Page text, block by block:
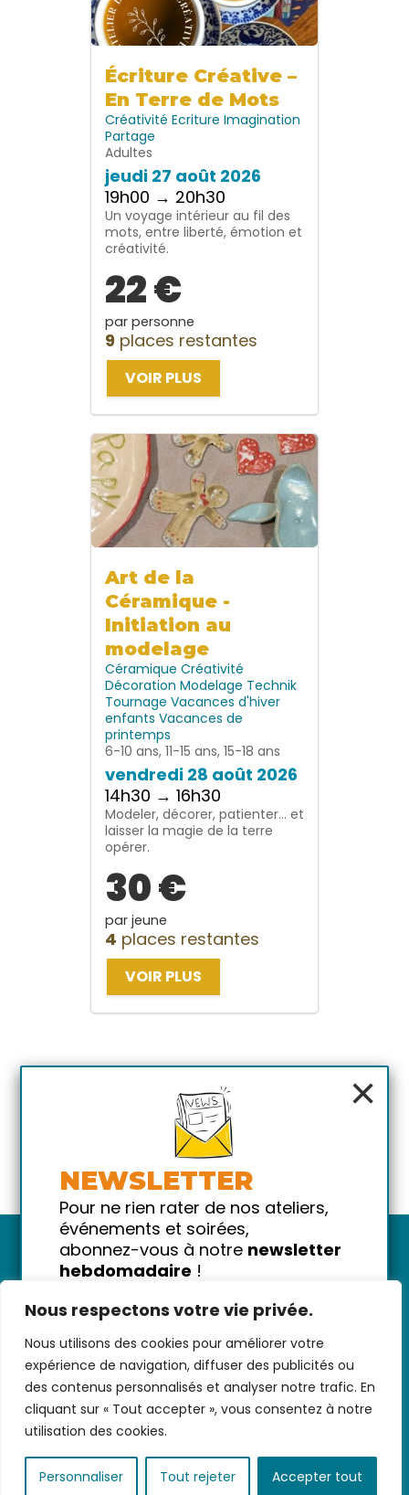
Nous respectons votre vie privée.
Nous utilisons des cookies pour améliorer votre
expérience de navigation, diffuser des publicités ou
des contenus personnalisés et analyser notre trafic. En
cliquant sur « Tout accepter », vous consentez à notre
utilisation des cookies.
Personnaliser Tout rejeter Accepter tout
Écriture Créative –
En Terre de Mots
Créativité Ecriture Imagination
Partage
Adultes
jeudi 27 août 2026
19h00 → 20h30
Un voyage intérieur au fil des
mots, entre liberté, émotion et
créativité.
22 €
par personne
9 places restantes
VOIR PLUS
Art de la
Céramique -
Initiation au
modelage
Céramique Créativité
Décoration Modelage Technik
Tournage Vacances d'hiver
enfants Vacances de
printemps
6-10 ans, 11-15 ans, 15-18 ans
vendredi 28 août 2026
14h30 → 16h30
Modeler, décorer, patienter… et
laisser la magie de la terre
opérer.
30 €
par jeune
4 places restantes
VOIR PLUS
Nous contacter- CGV/CGU-Données
personnelles-Infos pratiques- FAQ
×
NEWSLETTER
Pour ne rien rater de nos ateliers,
événements et soirées,
abonnez-vous à notre newsletter
hebdomadaire !
!
Votre email